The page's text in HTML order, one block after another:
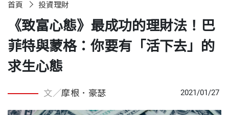
首頁 投資理財
《致富心態》最成功的理財法！巴
菲特與蒙格：你要有「活下去」的
求生心態
文／摩根．豪瑟 2021/01/27